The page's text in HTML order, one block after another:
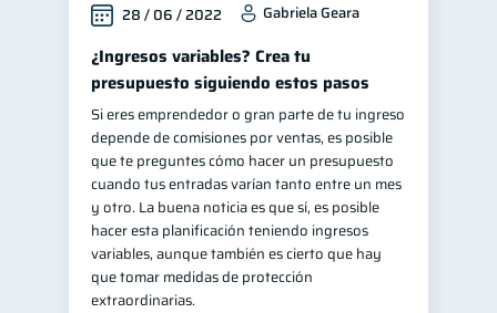
Finanzas en Pareja
Educación Financiera 1
Fraudes 1
Información financiera 1
Salud mental 1 ahorro 1
Retiro Doble sueldo
Gasto responsable 1
información financiera
28 / 06 / 2022 Gabriela Geara
¿Ingresos variables? Crea tu
presupuesto siguiendo estos pasos
Si eres emprendedor o gran parte de tu ingreso
depende de comisiones por ventas, es posible
que te preguntes cómo hacer un presupuesto
cuando tus entradas varían tanto entre un mes
y otro. La buena noticia es que sí, es posible
hacer esta planificación teniendo ingresos
variables, aunque también es cierto que hay
que tomar medidas de protección
extraordinarias.